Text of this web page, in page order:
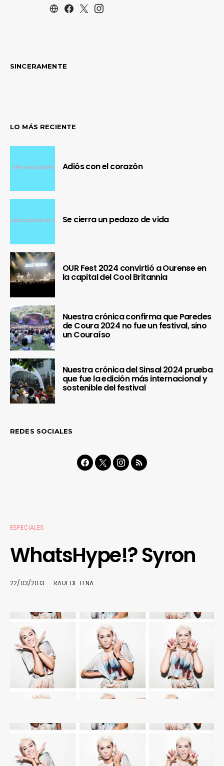
SINCERAMENTE
LO MÁS RECIENTE
Adiós con el corazón
Se cierra un pedazo de vida
OUR Fest 2024 convirtió a Ourense en
la capital del Cool Britannia
Nuestra crónica confirma que Paredes
de Coura 2024 no fue un festival, sino
un Couraíso
Nuestra crónica del Sinsal 2024 prueba
que fue la edición más internacional y
sostenible del festival
REDES SOCIALES
ESPECIALES
WhatsHype!? Syron
22/03/2013 RAÜL DE TENA